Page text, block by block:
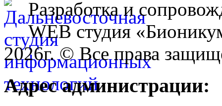
Разработка и
WEB студия
2026г. © Все права
Адрес администрации: